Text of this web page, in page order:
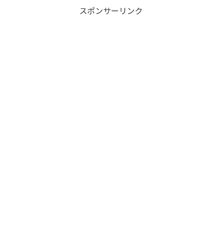
スポンサーリンク